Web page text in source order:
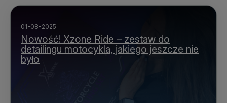
01-08-2025
Nowość! Xzone Ride – zestaw do
detailingu motocykla, jakiego jeszcze nie
było